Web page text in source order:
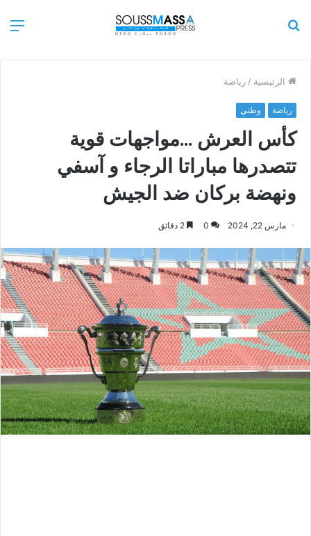
الرئيسية / رياضة
رياضة وطني
كأس العرش …مواجهات قوية
تتصدرها مباراتا الرجاء و آسفي
ونهضة بركان ضد الجيش
مارس 22, 2024 0